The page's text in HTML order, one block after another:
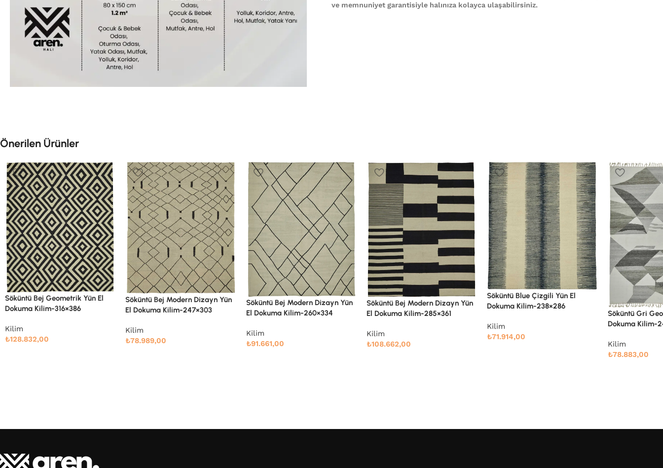
ve memnuniyet garantisiyle halınıza kolayca ulaşabilirsiniz.
Önerilen Ürünler
Söküntü Bej Modern Dizayn Yün
El Dokuma Kilim-247×303
Kilim
₺78.989,00
Söküntü Bej Modern Dizayn Yün
El Dokuma Kilim-260×334
Kilim
₺91.661,00
Söküntü Bej Modern Dizayn Yün
El Dokuma Kilim-285×361
Kilim
₺108.662,00
Söküntü Blue Çizgili Yün El
Dokuma Kilim-238×286
₺71.914,00
Dokuma Kilim-245×305
Söküntü Gri
Kilim